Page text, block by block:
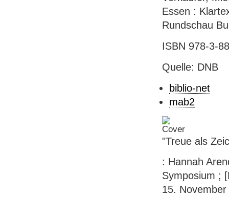
Essen :
Rundschau
ISBN 978-3-
Quelle: DNB
biblio-net
mab2
"Treue als
: Hannah
Symposium ;
15.